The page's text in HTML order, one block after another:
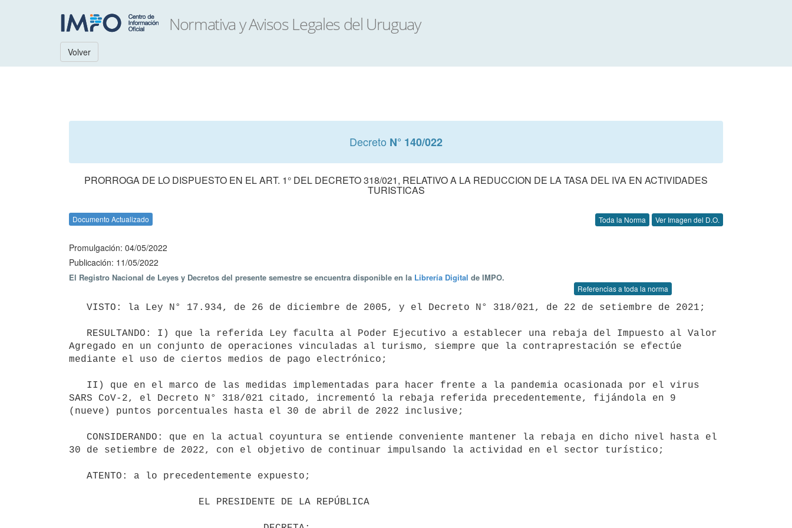
Volver
Decreto N° 140/022
PRORROGA DE LO DISPUESTO EN EL ART. 1° DEL DECRETO 318/021, RELATIVO A LA REDUCCION DE LA TASA DEL IVA EN ACTIVIDADES
TURISTICAS
Documento Actualizado Toda la Norma Ver Imagen del D.O.
Promulgación: 04/05/2022
Publicación: 11/05/2022
El Registro Nacional de Leyes y Decretos del presente semestre se encuentra disponible en la Librería Digital de IMPO.
Referencias a toda la norma
Agregado en un conjunto de operaciones vinculadas al turismo, siempre que la contraprestación se efectúe
mediante el uso de ciertos medios de pago electrónico;
SARS CoV-2, el Decreto N° 318/021 citado, incrementó la rebaja referida precedentemente, fijándola en 9
(nueve) puntos porcentuales hasta el 30 de abril de 2022 inclusive;
30 de setiembre de 2022, con el objetivo de continuar impulsando la actividad en el sector turístico;